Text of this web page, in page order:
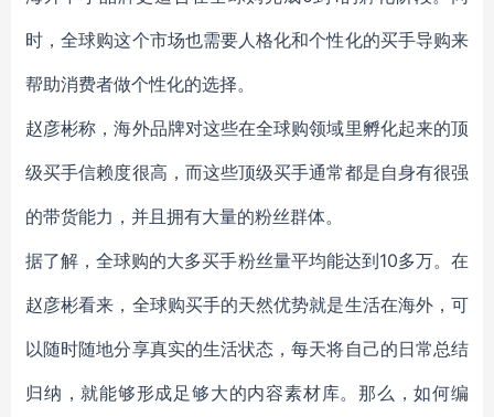
时，全球购这个市场也需要人格化和个性化的买手导购来
帮助消费者做个性化的选择。
赵彦彬称，海外品牌对这些在全球购领域里孵化起来的顶
级买手信赖度很高，而这些顶级买手通常都是自身有很强
的带货能力，并且拥有大量的粉丝群体。
据了解，全球购的大多买手粉丝量平均能达到10多万。在
赵彦彬看来，全球购买手的天然优势就是生活在海外，可
以随时随地分享真实的生活状态，每天将自己的日常总结
归纳，就能够形成足够大的内容素材库。那么，如何编